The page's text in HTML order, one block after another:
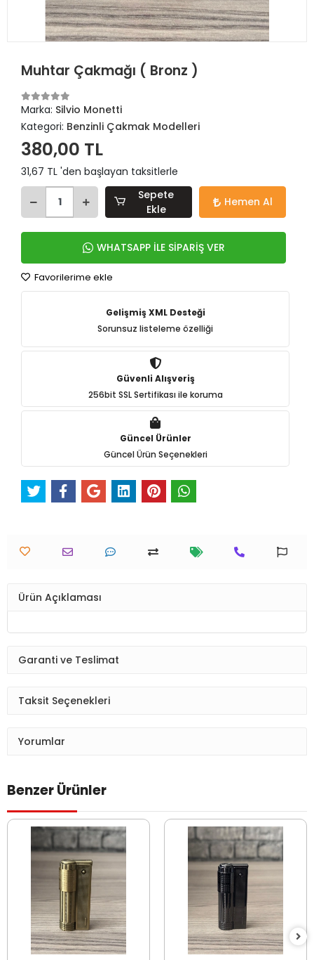
Muhtar Çakmağı ( Bronz )
Marka: Silvio Monetti
Kategori: Benzinli Çakmak Modelleri
380,00 TL
31,67 TL 'den başlayan taksitlerle
Sepete
Ekle
Hemen Al
WHATSAPP İLE SİPARİŞ VER
Favorilerime ekle
Gelişmiş XML Desteği
Sorunsuz listeleme özelliği
Güvenli Alışveriş
256bit SSL Sertifikası ile koruma
Güncel Ürünler
Güncel Ürün Seçenekleri
Ürün Açıklaması
Garanti ve Teslimat
Taksit Seçenekleri
Yorumlar
Benzer Ürünler